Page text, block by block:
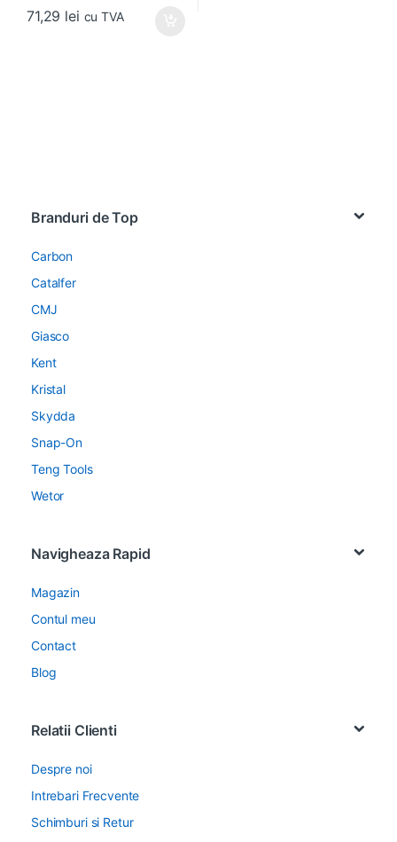
71,29 lei cu TVA
Branduri de Top
Carbon
Catalfer
CMJ
Giasco
Kent
Kristal
Skydda
Snap-On
Teng Tools
Wetor
Navigheaza Rapid
Magazin
Contul meu
Contact
Blog
Relatii Clienti
Despre noi
Intrebari Frecvente
Schimburi si Retur